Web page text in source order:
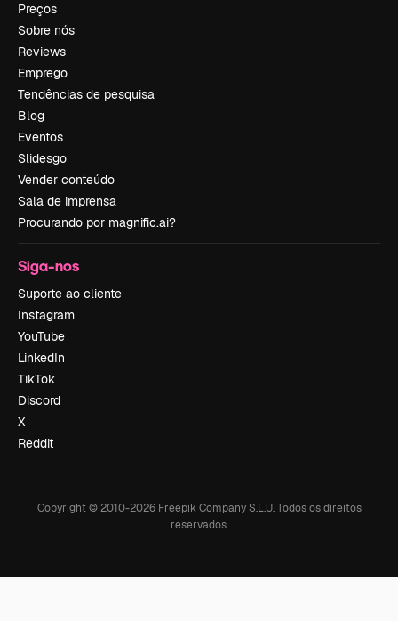
Preços
Sobre nós
Reviews
Emprego
Tendências de pesquisa
Blog
Eventos
Slidesgo
Vender conteúdo
Sala de imprensa
Procurando por magnific.ai?
Siga-nos
Suporte ao cliente
Instagram
YouTube
LinkedIn
TikTok
Discord
X
Reddit
Copyright © 2010-2026Freepik Company S.L.U. Todos os direitos
reservados.